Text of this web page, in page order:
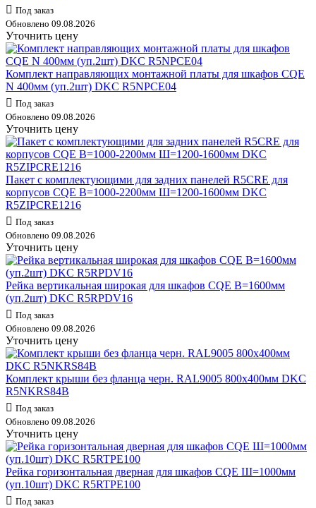
Под заказ
Обновлено 09.08.2026
Уточнить цену
Комплект направляющих монтажной платы для шкафов CQE
N 400мм (уп.2шт) DKC R5NPCE04
Под заказ
Обновлено 09.08.2026
Уточнить цену
Пакет с комплектующими для задних панелей R5CRE для
корпусов CQE В=1000-2200мм Ш=1200-1600мм DKC
R5ZIPCRE1216
Под заказ
Обновлено 09.08.2026
Уточнить цену
Рейка вертикальная широкая для шкафов CQE В=1600мм
(уп.2шт) DKC R5RPDV16
Под заказ
Обновлено 09.08.2026
Уточнить цену
Комплект крыши без фланца черн. RAL9005 800х400мм DKC
R5NKRS84B
Под заказ
Обновлено 09.08.2026
Уточнить цену
Рейка горизонтальная дверная для шкафов CQE Ш=1000мм
(уп.10шт) DKC R5RTPE100
Под заказ